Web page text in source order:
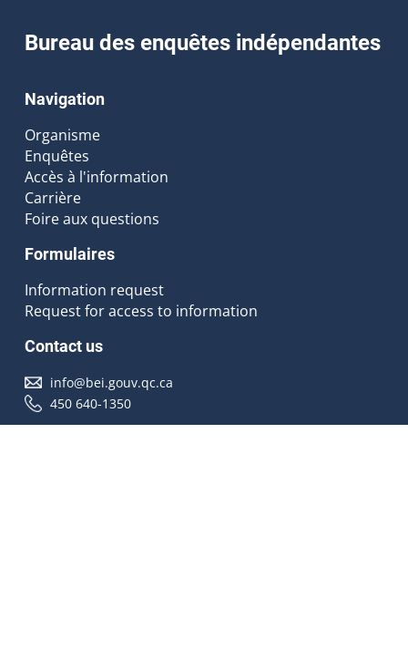
Bureau des enquêtes indépendantes
Navigation
Organisme
Enquêtes
Accès à l'information
Carrière
Foire aux questions
Formulaires
Information request
Request for access to information
Contact us
info@bei.gouv.qc.ca
450 640-1350